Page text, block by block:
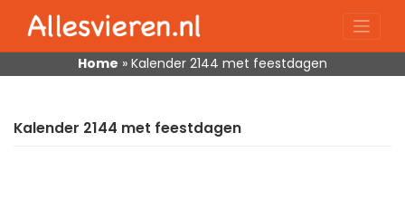
content
Home » Kalender 2144 met feestdagen
Kalender 2144 met feestdagen